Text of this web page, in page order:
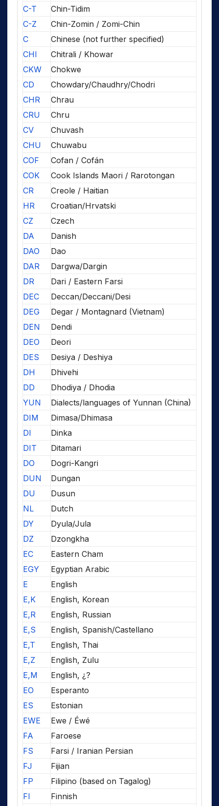
C-T
Chin-Tidim
C-Z
Chin-Zomin / Zomi-Chin
C
Chinese (not further specified)
CHI
Chitrali / Khowar
CKW
Chokwe
CD
Chowdary/Chaudhry/Chodri
CHR
Chrau
CRU
Chru
CV
Chuvash
CHU
Chuwabu
COF
Cofan / Cofán
COK
Cook Islands Maori / Rarotongan
CR
Creole / Haitian
HR
Croatian/Hrvatski
CZ
Czech
DA
Danish
DAO
Dao
DAR
Dargwa/Dargin
DR
Dari / Eastern Farsi
DEC
Deccan/Deccani/Desi
DEG
Degar / Montagnard (Vietnam)
DEN
Dendi
DEO
Deori
DES
Desiya / Deshiya
DH
Dhivehi
DD
Dhodiya / Dhodia
YUN
Dialects/languages of Yunnan (China)
DIM
Dimasa/Dhimasa
DI
Dinka
DIT
Ditamari
DO
Dogri-Kangri
DUN
Dungan
DU
Dusun
NL
Dutch
DY
Dyula/Jula
DZ
Dzongkha
EC
Eastern Cham
EGY
Egyptian Arabic
E
English
E,K
English, Korean
E,R
English, Russian
E,S
English, Spanish/Castellano
E,T
English, Thai
E,Z
English, Zulu
E,M
English, ¿?
EO
Esperanto
ES
Estonian
EWE
Ewe / Éwé
FA
Faroese
FS
Farsi / Iranian Persian
FJ
Fijian
FP
Filipino (based on Tagalog)
FI
Finnish